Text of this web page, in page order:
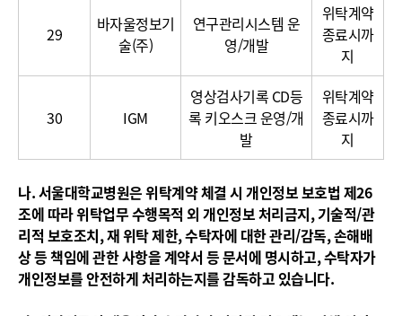
29
바자울정보기
술(주)
연구관리시스템 운
영/개발
위탁계약
종료시까
지
30 IGM
영상검사기록 CD등
록 키오스크 운영/개
발
위탁계약
종료시까
지
나. 서울대학교병원은 위탁계약 체결 시 개인정보 보호법 제26
조에 따라 위탁업무 수행목적 외 개인정보 처리금지, 기술적/관
리적 보호조치, 재 위탁 제한, 수탁자에 대한 관리/감독, 손해배
상 등 책임에 관한 사항을 계약서 등 문서에 명시하고, 수탁자가
개인정보를 안전하게 처리하는지를 감독하고 있습니다.